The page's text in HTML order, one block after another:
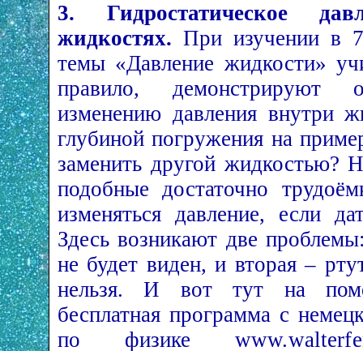
3. Гидростатическое
жидкостях. При изучении в
темы «Давление жидкости»
правило,
изменению давления внутри
глубиной погружения на
заменить другой жидкостью?
подобные достаточно
изменяться давление, если
Здесь возникают две
не будет виден, и вторая –
нельзя. И вот тут на
бесплатная программа с
по физике